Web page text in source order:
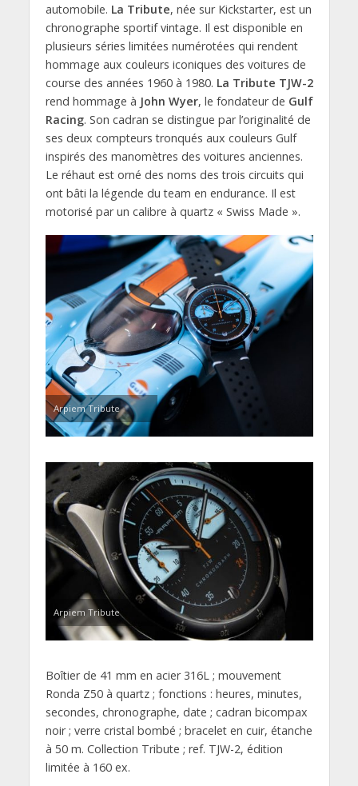
automobile. La Tribute, née sur Kickstarter, est un
chronographe sportif vintage. Il est disponible en
plusieurs séries limitées numérotées qui rendent
hommage aux couleurs iconiques des voitures de
course des années 1960 à 1980. La Tribute TJW-2
rend hommage à John Wyer, le fondateur de Gulf
Racing. Son cadran se distingue par l’originalité de
ses deux compteurs tronqués aux couleurs Gulf
inspirés des manomètres des voitures anciennes.
Le réhaut est orné des noms des trois circuits qui
ont bâti la légende du team en endurance. Il est
motorisé par un calibre à quartz « Swiss Made ».
Arpiem Tribute
Arpiem Tribute
Boîtier de 41 mm en acier 316L ; mouvement
Ronda Z50 à quartz ; fonctions : heures, minutes,
secondes, chronographe, date ; cadran bicompax
noir ; verre cristal bombé ; bracelet en cuir, étanche
à 50 m. Collection Tribute ; ref. TJW-2, édition
limitée à 160 ex.